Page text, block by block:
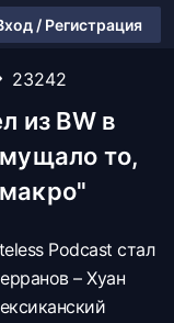
/ Регистрация
23242
из BW в
то,
Podcast стал
– Хуан